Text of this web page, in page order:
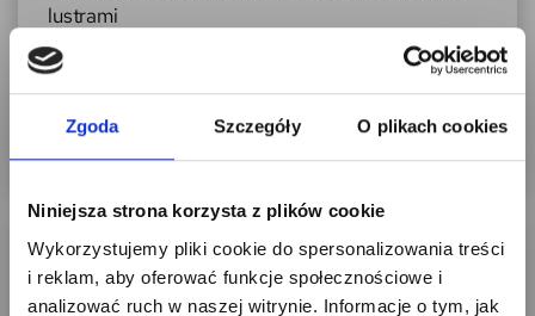
Zgoda Szczegóły O plikach cookies
Niniejsza strona korzysta z plików cookie
Wykorzystujemy pliki cookie do spersonalizowania treści
i reklam, aby oferować funkcje społecznościowe i
analizować ruch w naszej witrynie. Informacje o tym, jak
lustrami
raty 0% - 10 x 20,90 zł
DODAJ DO KOSZYKA
-87,90 zł Zapisz się na newsletter
5% RABATU